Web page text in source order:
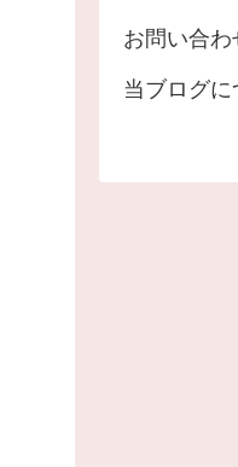
お問い合わ
当ブログに